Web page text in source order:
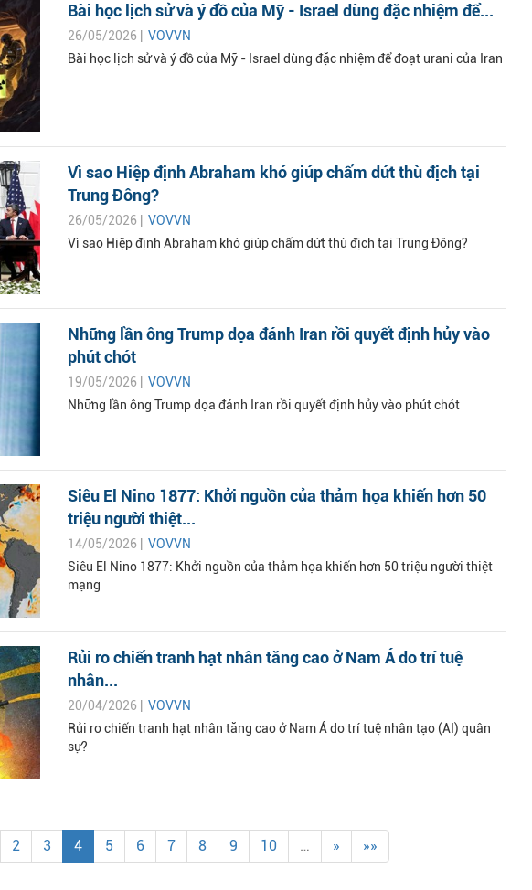
Bài học lịch sử và ý đồ của Mỹ - Israel dùng đặc nhiệm để...
26/05/2026 | VOVVN
Bài học lịch sử và ý đồ của Mỹ - Israel dùng đặc nhiệm để đoạt urani của Iran
Vì sao Hiệp định Abraham khó giúp chấm dứt thù địch tại
Trung Đông?
26/05/2026 | VOVVN
Vì sao Hiệp định Abraham khó giúp chấm dứt thù địch tại Trung Đông?
Những lần ông Trump dọa đánh Iran rồi quyết định hủy vào
phút chót
19/05/2026 | VOVVN
Những lần ông Trump dọa đánh Iran rồi quyết định hủy vào phút chót
Siêu El Nino 1877: Khởi nguồn của thảm họa khiến hơn 50
triệu người thiệt...
14/05/2026 | VOVVN
Siêu El Nino 1877: Khởi nguồn của thảm họa khiến hơn 50 triệu người thiệt
mạng
Rủi ro chiến tranh hạt nhân tăng cao ở Nam Á do trí tuệ
nhân...
20/04/2026 | VOVVN
Rủi ro chiến tranh hạt nhân tăng cao ở Nam Á do trí tuệ nhân tạo (AI) quân
sự?
2 3 4 5 6 7 8 9 10 … » »»